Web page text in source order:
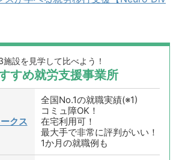
施設を見学して比べよう！
すめ就労支援事業所
クス
全国No.1の就職実績(※1)
コミュ障OK！
在宅利用可！
最大手で非常に評判がいい！
1か月の就職例も